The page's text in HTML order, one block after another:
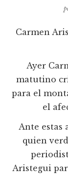
Carmen
Ayer
matutino
para el
el
Ante estas
quien
Aristegui